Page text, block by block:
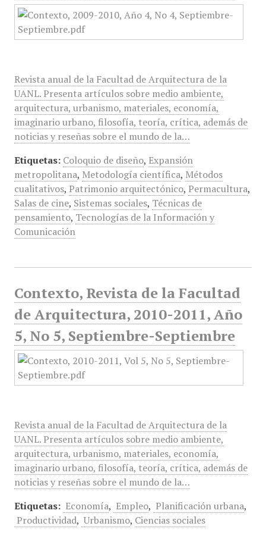
Revista anual de la Facultad de Arquitectura de la
UANL. Presenta artículos sobre medio ambiente,
arquitectura, urbanismo, materiales, economía,
imaginario urbano, filosofía, teoría, crítica, además de
noticias y reseñas sobre el mundo de la…
Etiquetas: Coloquio de diseño, Expansión
metropolitana, Metodología científica, Métodos
cualitativos, Patrimonio arquitectónico, Permacultura,
Salas de cine, Sistemas sociales, Técnicas de
pensamiento, Tecnologías de la Información y
Comunicación
Contexto, Revista de la Facultad
de Arquitectura, 2010-2011, Año
5, No 5, Septiembre-Septiembre
Revista anual de la Facultad de Arquitectura de la
UANL. Presenta artículos sobre medio ambiente,
arquitectura, urbanismo, materiales, economía,
imaginario urbano, filosofía, teoría, crítica, además de
noticias y reseñas sobre el mundo de la…
Etiquetas: Economía, Empleo, Planificación urbana,
Productividad, Urbanismo, Ciencias sociales